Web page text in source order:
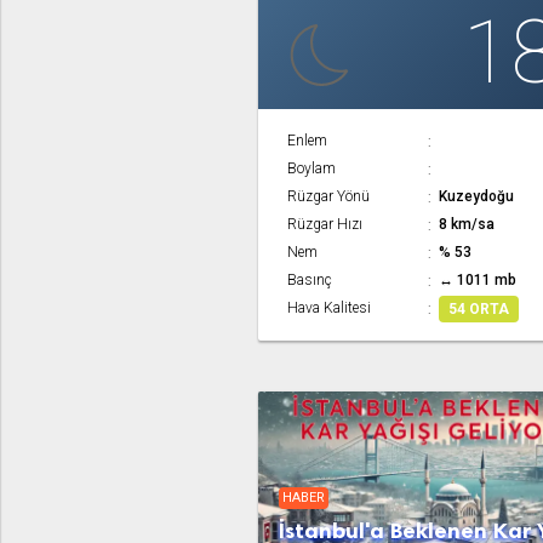
Enlem
Boylam
Rüzgar Yönü
Kuzeydoğu
Rüzgar Hızı
8 km/sa
Nem
% 53
Basınç
↔ 1011 mb
Hava Kalitesi
54 ORTA
HABER
İstanbul'a Beklenen Kar